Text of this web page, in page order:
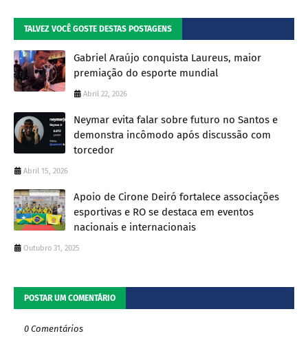
TALVEZ VOCÊ GOSTE DESTAS POSTAGENS
Gabriel Araújo conquista Laureus, maior
premiação do esporte mundial
Abril 22, 2026
Neymar evita falar sobre futuro no Santos e
demonstra incômodo após discussão com
torcedor
Abril 15, 2026
Apoio de Cirone Deiró fortalece associações
esportivas e RO se destaca em eventos
nacionais e internacionais
Outubro 31, 2025
POSTAR UM COMENTÁRIO
0 Comentários